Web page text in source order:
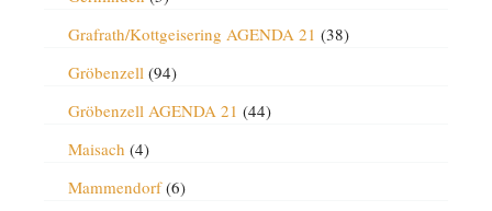
Grafrath/Kottgeisering AGENDA 21 (38)
Gröbenzell(94)
Gröbenzell AGENDA 21 (44)
Maisach (4)
Mammendorf(6)